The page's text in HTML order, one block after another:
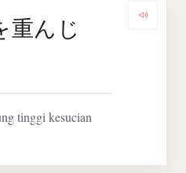
重んじ
tinggi kesucian